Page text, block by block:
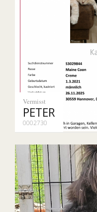
Vermisst
PETER
0002730